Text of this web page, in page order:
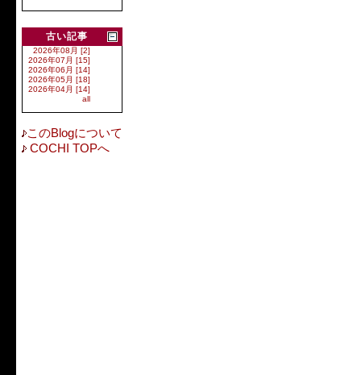
古い記事
2026年08月 [2]
2026年07月 [15]
2026年06月 [14]
2026年05月 [18]
2026年04月 [14]
all
このBlogについて
COCHI TOPへ